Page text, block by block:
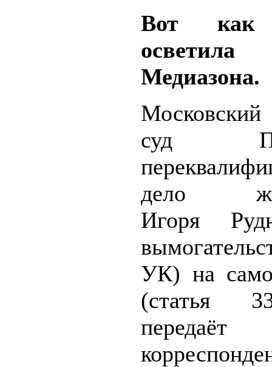
Вот как
осветила
Медиазона.
суд
дело
Игоря
УК) на
(статья
передаёт